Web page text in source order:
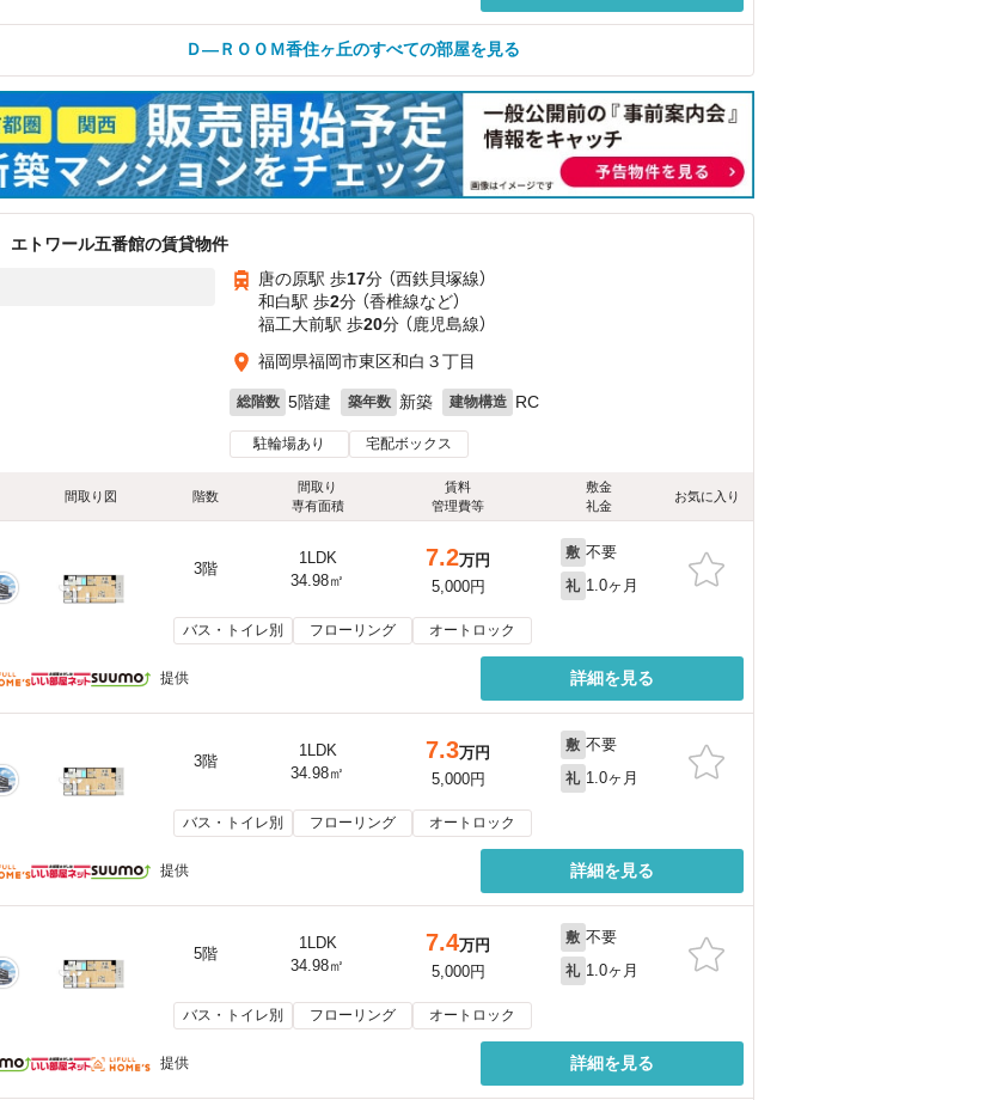
Ｄ—ＲＯＯＭ香住ヶ丘のすべての部屋を見る
エトワール五番館の賃貸物件
唐の原駅 歩17分 （西鉄貝塚線）
和白駅 歩2分 （香椎線など）
福工大前駅 歩20分 （鹿児島線）
福岡県福岡市東区和白３丁目
総階数 5階建 築年数 新築 建物構造 RC
駐輪場あり 宅配ボックス
間取り図 階数
間取り
専有面積
賃料
管理費等
敷金
礼金
お気に入り
3階
1LDK
34.98㎡
7.2万円
5,000円
敷 不要
礼 1.0ヶ月
バス・トイレ別 フローリング オートロック
提供 詳細を見る
3階
1LDK
34.98㎡
7.3万円
5,000円
敷 不要
礼 1.0ヶ月
バス・トイレ別 フローリング オートロック
提供 詳細を見る
5階
1LDK
34.98㎡
7.4万円
5,000円
敷 不要
礼 1.0ヶ月
バス・トイレ別 フローリング オートロック
提供 詳細を見る